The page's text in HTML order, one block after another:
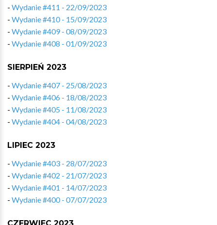
- Wydanie #411 - 22/09/2023
- Wydanie #410 - 15/09/2023
- Wydanie #409 - 08/09/2023
- Wydanie #408 - 01/09/2023
SIERPIEŃ 2023
- Wydanie #407 - 25/08/2023
- Wydanie #406 - 18/08/2023
- Wydanie #405 - 11/08/2023
- Wydanie #404 - 04/08/2023
LIPIEC 2023
- Wydanie #403 - 28/07/2023
- Wydanie #402 - 21/07/2023
- Wydanie #401 - 14/07/2023
- Wydanie #400 - 07/07/2023